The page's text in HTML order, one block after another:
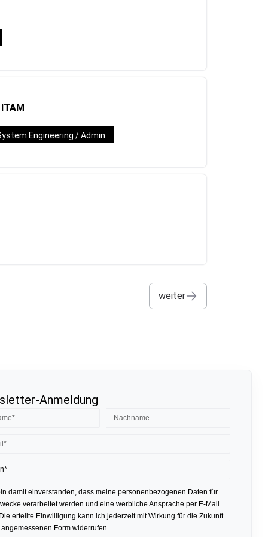
Engineering / Admin
weiter
Anmeldung
damit einverstanden, dass meine personenbezogenen Daten für
verarbeitet werden und eine werbliche Ansprache per E-Mail
erteilte Einwilligung kann ich jederzeit mit Wirkung für die Zukunft
Form widerrufen.